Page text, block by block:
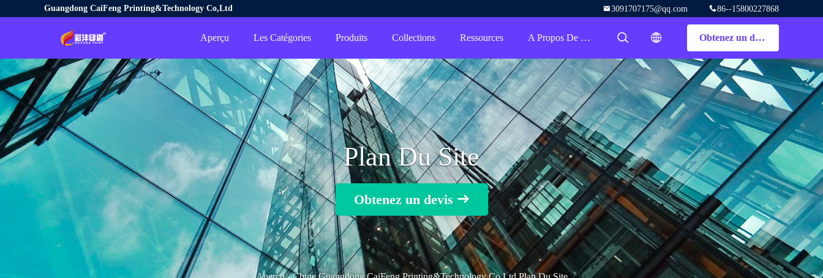
Guangdong CaiFeng Printing&Technology Co,Ltd 86--15800227868
3091707175@qq.com
Obtenez un devis
描述
描述
Aperçu Les Catégories Produits Collections Ressources A Propos De Nous
Plan Du Site
Obtenez un devis